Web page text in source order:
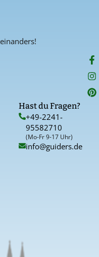
F
a
c
e
b
I
n
s
t
a
P
i
n
t
e
Hast du Fragen?
+49-2241-
95582710
(Mo-Fr 9-17 Uhr)
info@guiders.de